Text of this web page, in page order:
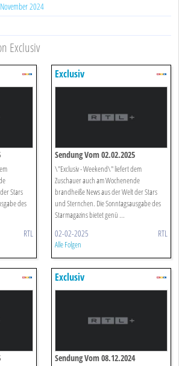
2024
Exclusiv
Stars
des
RTL
Exclusiv
Sendung Vom 02.02.2025
\"Exclusiv - Weekend\" liefert dem
Zuschauer auch am Wochenende
brandheiße News aus der Welt der Stars
und Sternchen. Die Sonntagsausgabe des
Starmagazins bietet genü ...
02-02-2025 RTL
Alle Folgen
Exclusiv
Sendung Vom 08.12.2024